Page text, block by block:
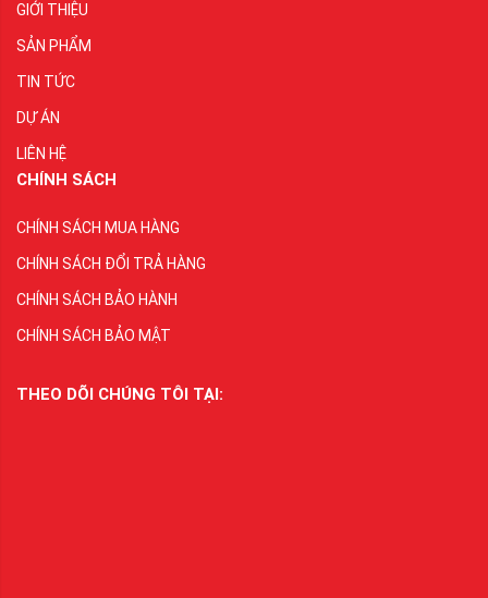
GIỚI THIỆU
SẢN PHẨM
TIN TỨC
DỰ ÁN
LIÊN HỆ
CHÍNH SÁCH
CHÍNH SÁCH MUA HÀNG
CHÍNH SÁCH ĐỔI TRẢ HÀNG
CHÍNH SÁCH BẢO HÀNH
CHÍNH SÁCH BẢO MẬT
THEO DÕI CHÚNG TÔI TẠI: